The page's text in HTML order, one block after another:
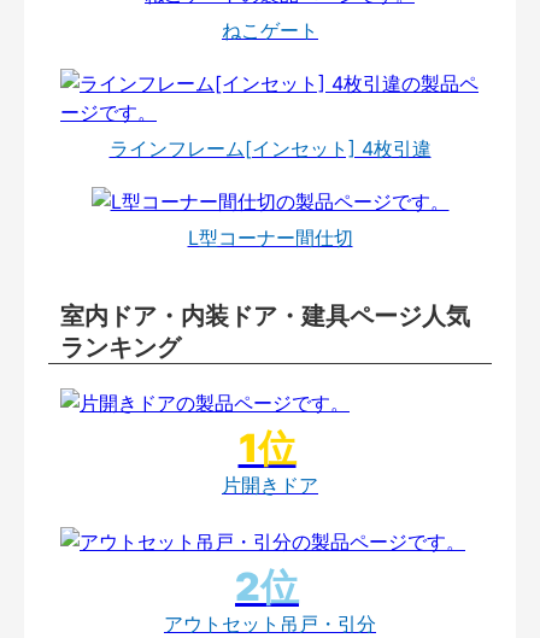
ねこゲート
ラインフレーム[インセット] 4枚引違
L型コーナー間仕切
室内ドア・内装ドア・建具ページ人気
ランキング
片開きドア
アウトセット吊戸・引分